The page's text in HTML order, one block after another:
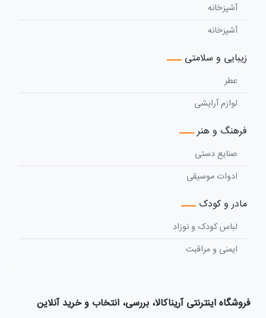
فروشگاه اینترنتی آریناکالا، بررسی، انتخاب و خرید آنلاین
آشپزخانه
آشپزخانه
زیبایی و سلامتی
عطر
لوازم آرایشی
فرهنگ و هنر
صنایع دستی
ادوات موسیقی
مادر و کودک
لباس کودک و نوزاد
ایمنی و مراقبت